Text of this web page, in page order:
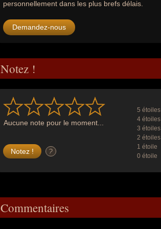
personnellement dans les plus brefs délais.
Demandez-nous
Notez !
Aucune note pour le moment...
?
5 étoiles
4 étoiles
3 étoiles
2 étoiles
1 étoile
0 étoile
Commentaires